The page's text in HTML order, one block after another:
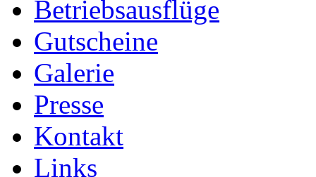
Betriebsausflüge
Gutscheine
Galerie
Presse
Kontakt
Links